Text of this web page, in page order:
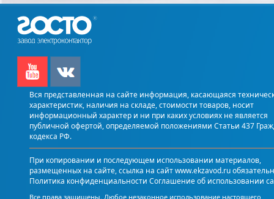
Вся представленная на сайте информация, касающаяся
характеристик, наличия на складе, стоимости товаров, носит
информационный характер и ни при каких условиях не является
публичной офертой, определяемой положениями Статьи 437
кодекса РФ.
При копировании и последующем использовании материалов,
размещенных на сайте, ссылка на сайт www.ekzavod.ru
Политика конфиденциальности Соглашение об использовании
Все права защищены. Любое незаконное использование настоящего